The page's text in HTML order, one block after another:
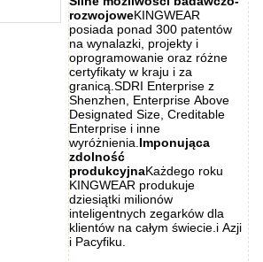
rozwojoweKINGWEAR
posiada ponad 300 patentów
na wynalazki, projekty i
oprogramowanie oraz różne
certyfikaty w kraju i za
granicą.SDRI Enterprise z
Shenzhen, Enterprise Above
Designated Size, Creditable
Enterprise i inne
wyróżnienia. Imponująca
zdolność
produkcyjnaKażdego roku
KINGWEAR produkuje
dziesiątki milionów
inteligentnych zegarków dla
klientów na całym świecie.i Azji
i Pacyfiku.